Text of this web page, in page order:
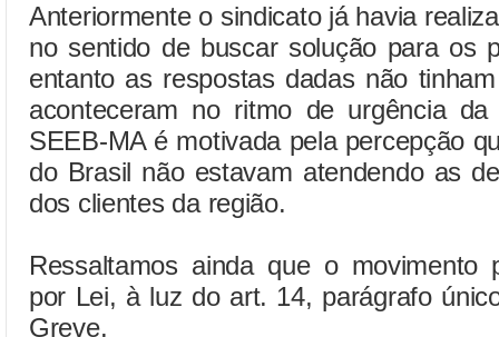
Anteriormente o sindicato já havia
no sentido de buscar solução para os
entanto as respostas dadas não
aconteceram no ritmo de urgência
SEEB-MA é motivada pela percepção
do Brasil não estavam atendendo as
dos clientes da região.
Ressaltamos ainda que o movimento
por Lei, à luz do art. 14, parágrafo
Greve.